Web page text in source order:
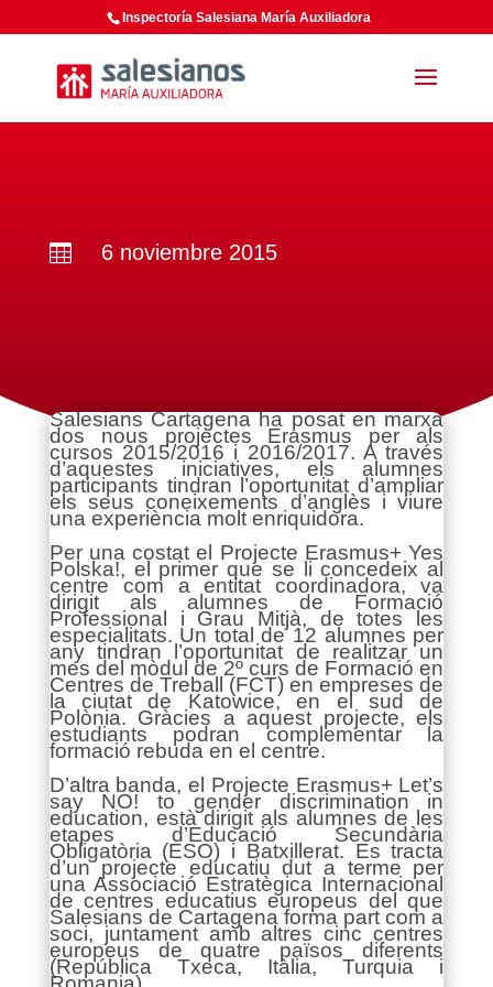
Inspectoría Salesiana María Auxiliadora
 6 noviembre 2015
Salesians Cartagena ha posat en marxa
dos nous projectes Erasmus per als
cursos 2015/2016 i 2016/2017. A través
d’aquestes iniciatives, els alumnes
participants tindran l’oportunitat d’ampliar
els seus coneixements d’anglès i viure
una experiència molt enriquidora.
Per una costat el Projecte Erasmus+ Yes
Polska!, el primer que se li concedeix al
centre com a entitat coordinadora, va
dirigit als alumnes de Formació
Professional i Grau Mitjà, de totes les
especialitats. Un total de 12 alumnes per
any tindran l’oportunitat de realitzar un
mes del mòdul de 2º curs de Formació en
Centres de Treball (FCT) en empreses de
la ciutat de Katowice, en el sud de
Polònia. Gràcies a aquest projecte, els
estudiants podran complementar la
formació rebuda en el centre.
D’altra banda, el Projecte Erasmus+ Let’s
say NO! to gender discrimination in
education, està dirigit als alumnes de les
etapes d’Educació Secundària
Obligatòria (ESO) i Batxillerat. Es tracta
d’un projecte educatiu dut a terme per
una Associació Estratègica Internacional
de centres educatius europeus del que
Salesians de Cartagena forma part com a
soci, juntament amb altres cinc centres
europeus de quatre països diferents
(República Txeca, Itàlia, Turquia i